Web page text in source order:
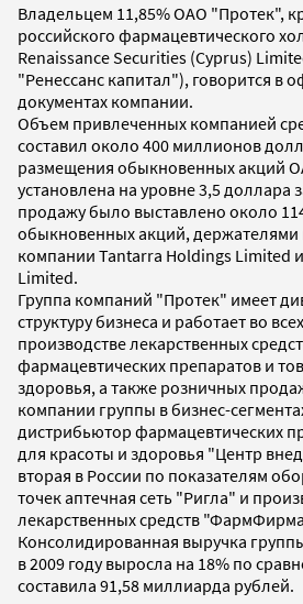
Владельцем 11,85% ОАО "Протек",
российского фармацевтического
Renaissance Securities (Cyprus)
"Ренессанс капитал"), говорится в
документах компании.
Объем привлеченных компанией
составил около 400 миллионов
размещения обыкновенных акций
установлена на уровне 3,5 доллара
продажу было выставлено около
обыкновенных акций, держателями
компании Tantarra Holdings Limited
Limited.
Группа компаний "Протек" имеет
структуру бизнеса и работает во
производстве лекарственных
фармацевтических препаратов и
здоровья, а также розничных
компании группы в бизнес-
дистрибьютор фармацевтических
для красоты и здоровья "Центр
вторая в России по показателям
точек аптечная сеть "Ригла" и
лекарственных средств
Консолидированная выручка
в 2009 году выросла на 18% по
составила 91,58 миллиарда рублей.